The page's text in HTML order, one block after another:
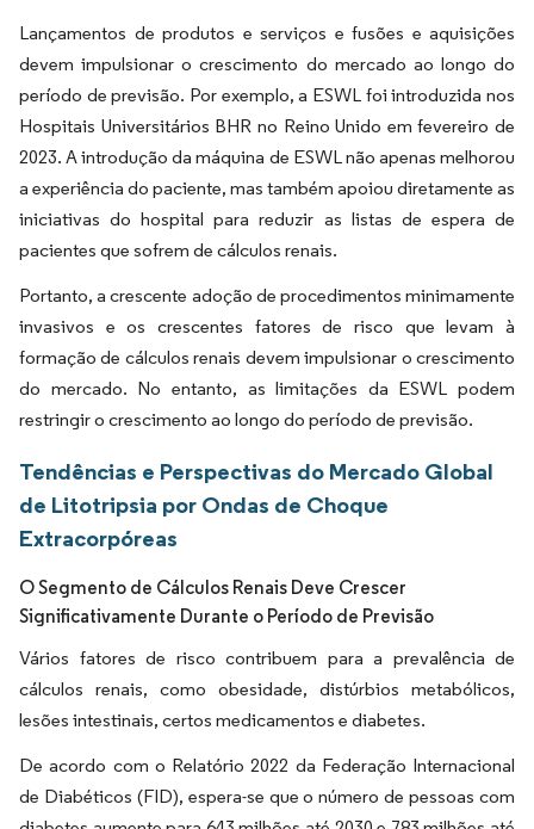
Lançamentos de produtos e serviços e fusões e aquisições
devem impulsionar o crescimento do mercado ao longo do
período de previsão. Por exemplo, a ESWL foi introduzida nos
Hospitais Universitários BHR no Reino Unido em fevereiro de
2023. A introdução da máquina de ESWL não apenas melhorou
a experiência do paciente, mas também apoiou diretamente as
iniciativas do hospital para reduzir as listas de espera de
pacientes que sofrem de cálculos renais.
Portanto, a crescente adoção de procedimentos minimamente
invasivos e os crescentes fatores de risco que levam à
formação de cálculos renais devem impulsionar o crescimento
do mercado. No entanto, as limitações da ESWL podem
restringir o crescimento ao longo do período de previsão.
Tendências e Perspectivas do Mercado Global
de Litotripsia por Ondas de Choque
Extracorpóreas
O Segmento de Cálculos Renais Deve Crescer
Significativamente Durante o Período de Previsão
Vários fatores de risco contribuem para a prevalência de
cálculos renais, como obesidade, distúrbios metabólicos,
lesões intestinais, certos medicamentos e diabetes.
De acordo com o Relatório 2022 da Federação Internacional
de Diabéticos (FID), espera-se que o número de pessoas com